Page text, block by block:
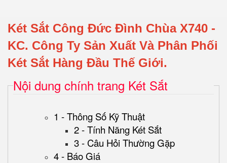
Két Sắt Công Đức Đình Chùa X740 -
KC. Công Ty Sản Xuất Và Phân Phối
Két Sắt Hàng Đầu Thế Giới.
Nội dung chính trang Két Sắt
1 - Thông Số Kỹ Thuật
2 - Tính Năng Két Sắt
3 - Câu Hỏi Thường Gặp
4 - Báo Giá